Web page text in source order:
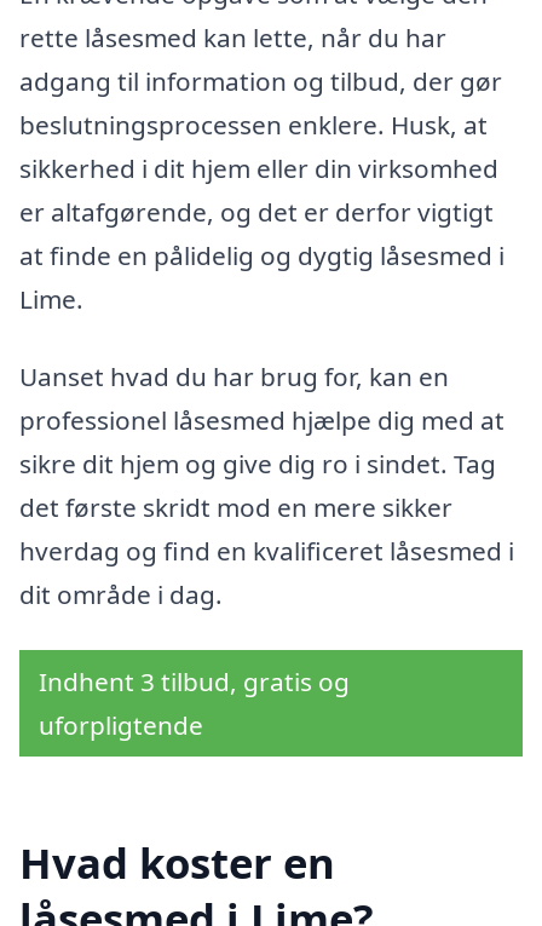
rette låsesmed kan lette, når du har
adgang til information og tilbud, der gør
beslutningsprocessen enklere. Husk, at
sikkerhed i dit hjem eller din virksomhed
er altafgørende, og det er derfor vigtigt
at finde en pålidelig og dygtig låsesmed i
Lime.
Uanset hvad du har brug for, kan en
professionel låsesmed hjælpe dig med at
sikre dit hjem og give dig ro i sindet. Tag
det første skridt mod en mere sikker
hverdag og find en kvalificeret låsesmed i
dit område i dag.
Indhent 3 tilbud, gratis og
uforpligtende
Hvad koster en